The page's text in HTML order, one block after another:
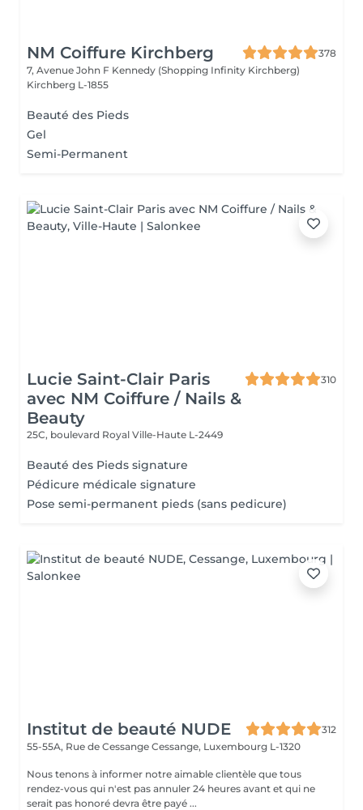
NM Coiffure Kirchberg
378
7, Avenue John F Kennedy (Shopping Infinity Kirchberg)
Kirchberg L-1855
Beauté des Pieds
Gel
Semi-Permanent
Lucie Saint-Clair Paris
avec NM Coiffure / Nails &
Beauty
310
25C, boulevard Royal Ville-Haute L-2449
Beauté des Pieds signature
Pédicure médicale signature
Pose semi-permanent pieds (sans pedicure)
Institut de beauté NUDE
312
55-55A, Rue de Cessange Cessange, Luxembourg L-1320
Nous tenons à informer notre aimable clientèle que tous
rendez-vous qui n'est pas annuler 24 heures avant et qui ne
serait pas honoré devra être payé ...